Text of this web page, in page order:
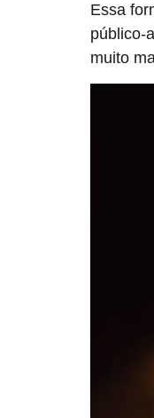
Essa
público-
muito